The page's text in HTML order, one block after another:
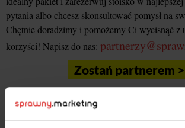
pytania albo chcesz skonsultować pomysł na
Chętnie doradzimy i pomożemy Ci wycisnąć z
korzyści! Napisz do nas:
Zostań partnerem